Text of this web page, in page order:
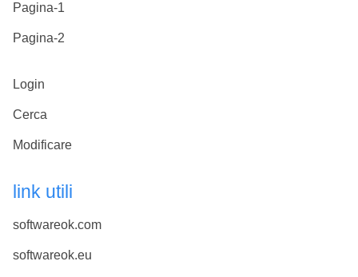
Pagina-1
Pagina-2
Login
Cerca
Modificare
link utili
softwareok.com
softwareok.eu